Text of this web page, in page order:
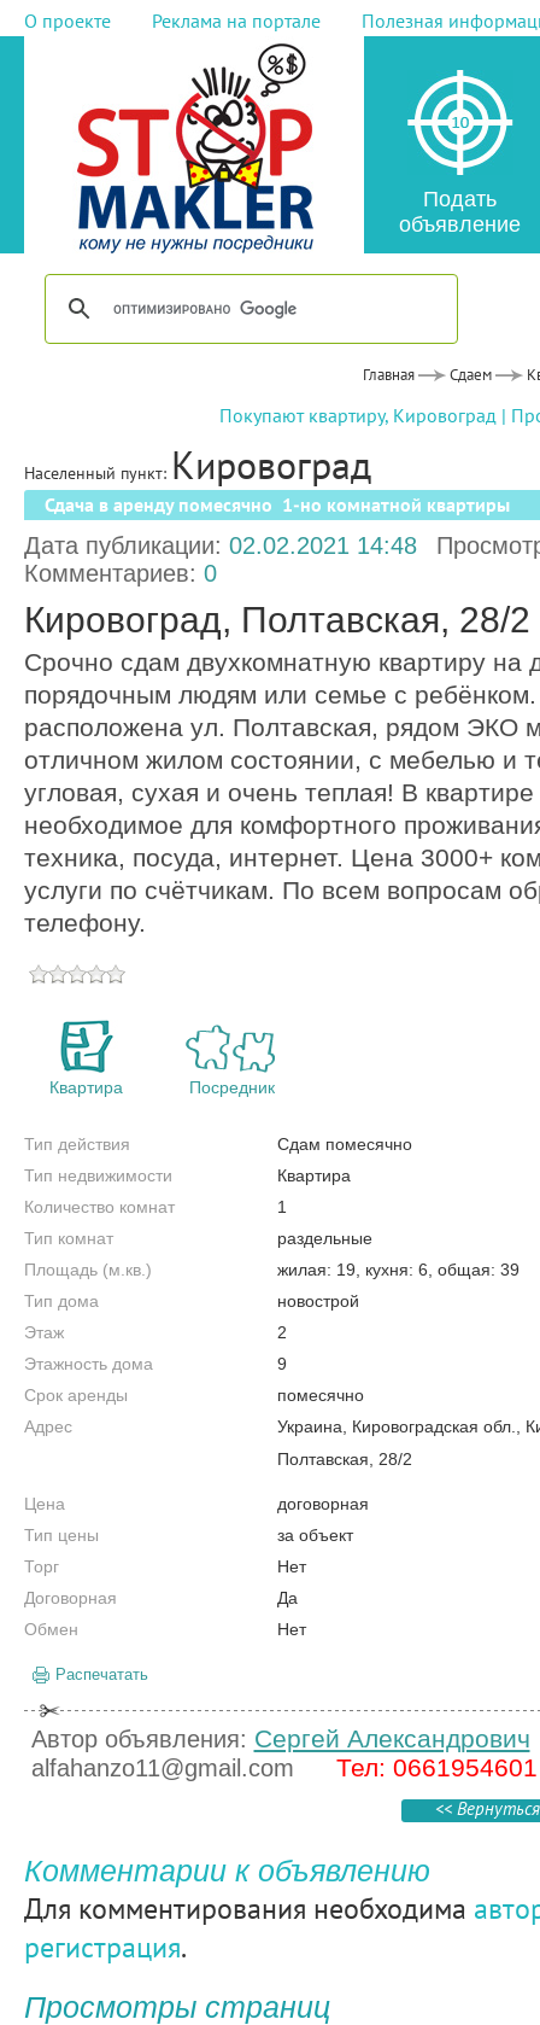
О проекте Реклама на портале Полезная
Подать
объявление
Главная Сдаем
Покупают квартиру, Кировоград|
Населенный пункт: Кировоград
Сдача в аренду помесячно 1-но комнатной квартиры
Дата публикации: 02.02.2021 14:48
Комментариев: 0
Кировоград, Полтавская, 28/2
Срочно сдам двухкомнатную квартиру на
порядочным людям или семье с ребёнком.
расположена ул. Полтавская, рядом ЭКО
отличном жилом состоянии, с мебелью и
угловая, сухая и очень теплая! В квартире
необходимое для комфортного
техника, посуда, интернет. Цена 3000+
услуги по счётчикам. По всем вопросам
телефону.
Квартира Посредник
Тип действия
Сдам помесячно
Тип недвижимости
Квартира
Количество комнат
1
Тип комнат
раздельные
Площадь (м.кв.)
жилая: 19, кухня: 6, общая: 39
Тип дома
новострой
Этаж
2
Этажность дома
9
Срок аренды
помесячно
Адрес
Украина, Кировоградская обл.,
Полтавская, 28/2
Цена
договорная
Тип цены
за объект
Торг
Нет
Договорная
Да
Обмен
Нет
Распечатать
Автор объявления: Сергей Александрович
alfahanzo11@gmail.com Тел: 0661954601
<<
Комментарии к объявлению
Для комментирования необходима
регистрация.
Просмотры страниц